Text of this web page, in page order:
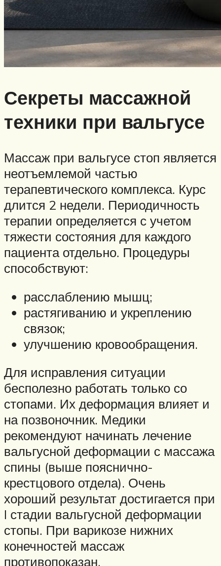
Секреты массажной
техники при вальгусе
Массаж при вальгусе стоп является
неотъемлемой частью
терапевтического комплекса. Курс
длится 2 недели. Периодичность
терапии определяется с учетом
тяжести состояния для каждого
пациента отдельно. Процедуры
способствуют:
расслаблению мышц;
растягиванию и укреплению
связок;
улучшению кровообращения.
Для исправления ситуации
бесполезно работать только со
стопами. Их деформация влияет и
на позвоночник. Медики
рекомендуют начинать лечение
вальгусной деформации с массажа
спины (выше пояснично-
крестцового отдела). Очень
хороший результат достигается при
I стадии вальгусной деформации
стопы. При варикозе нижних
конечностей массаж
противопоказан.